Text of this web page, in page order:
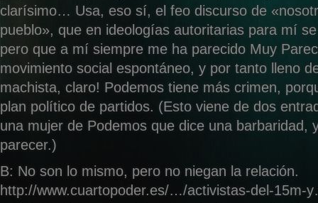
clarísimo… Usa, eso sí, el feo discurso de
pueblo», que en ideologías autoritarias para mí
pero que a mí siempre me ha parecido Muy
movimiento social espontáneo, y por tanto lleno
machista, claro! Podemos tiene más crimen,
plan político de partidos. (Esto viene de dos
una mujer de Podemos que dice una barbaridad,
parecer.)
B: No son lo mismo, pero no niegan la relación.
http://www.cuartopoder.es/…/activistas-del-15m-